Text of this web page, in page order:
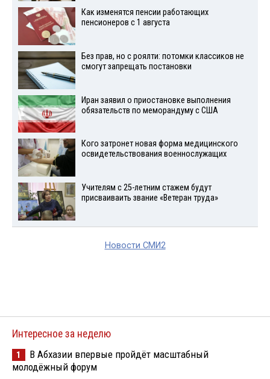
Как изменятся пенсии работающих
пенсионеров с 1 августа
Без прав, но с роялти: потомки классиков не
смогут запрещать постановки
Иран заявил о приостановке выполнения
обязательств по меморандуму с США
Кого затронет новая форма медицинского
освидетельствования военнослужащих
Учителям с 25-летним стажем будут
присваиваить звание «Ветеран труда»
Новости СМИ2
Интересное за неделю
1
В Абхазии впервые пройдёт масштабный
молодёжный форум